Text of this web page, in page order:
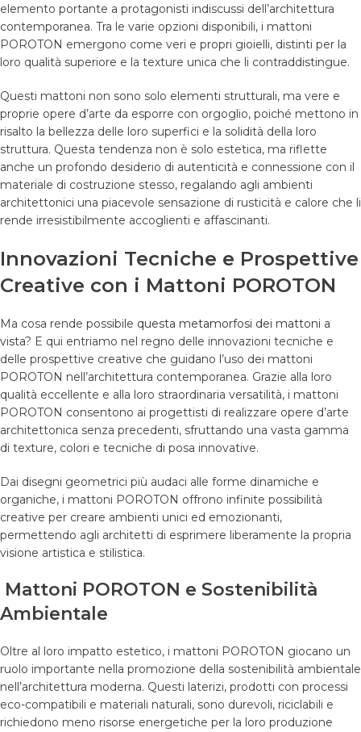
elemento portante a protagonisti indiscussi dell’architettura
contemporanea. Tra le varie opzioni disponibili, i mattoni
POROTON emergono come veri e propri gioielli, distinti per la
loro qualità superiore e la texture unica che li contraddistingue.
Questi mattoni non sono solo elementi strutturali, ma vere e
proprie opere d’arte da esporre con orgoglio, poiché mettono in
risalto la bellezza delle loro superfici e la solidità della loro
struttura. Questa tendenza non è solo estetica, ma riflette
anche un profondo desiderio di autenticità e connessione con il
materiale di costruzione stesso, regalando agli ambienti
architettonici una piacevole sensazione di rusticità e calore che li
rende irresistibilmente accoglienti e affascinanti.
Innovazioni Tecniche e Prospettive
Creative con i Mattoni POROTON
Ma cosa rende possibile questa metamorfosi dei mattoni a
vista? E qui entriamo nel regno delle innovazioni tecniche e
delle prospettive creative che guidano l’uso dei mattoni
POROTON nell’architettura contemporanea. Grazie alla loro
qualità eccellente e alla loro straordinaria versatilità, i mattoni
POROTON consentono ai progettisti di realizzare opere d’arte
architettonica senza precedenti, sfruttando una vasta gamma
di texture, colori e tecniche di posa innovative.
Dai disegni geometrici più audaci alle forme dinamiche e
organiche, i mattoni POROTON offrono infinite possibilità
creative per creare ambienti unici ed emozionanti,
permettendo agli architetti di esprimere liberamente la propria
visione artistica e stilistica.
Mattoni POROTON e Sostenibilità
Ambientale
Oltre al loro impatto estetico, i mattoni POROTON giocano un
ruolo importante nella promozione della sostenibilità ambientale
nell’architettura moderna. Questi laterizi, prodotti con processi
eco-compatibili e materiali naturali, sono durevoli, riciclabili e
richiedono meno risorse energetiche per la loro produzione